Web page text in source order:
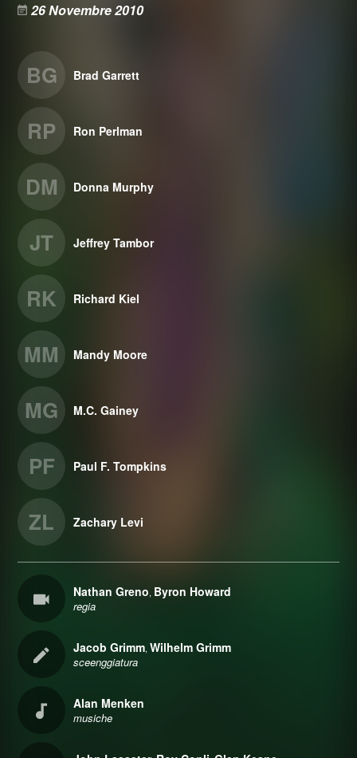
26 Novembre 2010
BG Brad Garrett
RP Ron Perlman
DM Donna Murphy
JT Jeffrey Tambor
RK Richard Kiel
MM Mandy Moore
MG M.C. Gainey
PF Paul F. Tompkins
ZL Zachary Levi
Nathan Greno, Byron Howard
regia
Jacob Grimm,Wilhelm Grimm
sceenggiatura
Alan Menken
musiche